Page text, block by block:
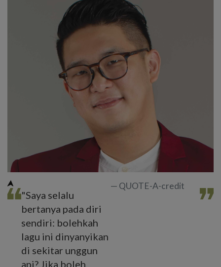
"Saya selalu
bertanya pada diri
sendiri: bolehkah
lagu ini dinyanyikan
di sekitar unggun
api? Jika boleh,
QUOTE-A-credit